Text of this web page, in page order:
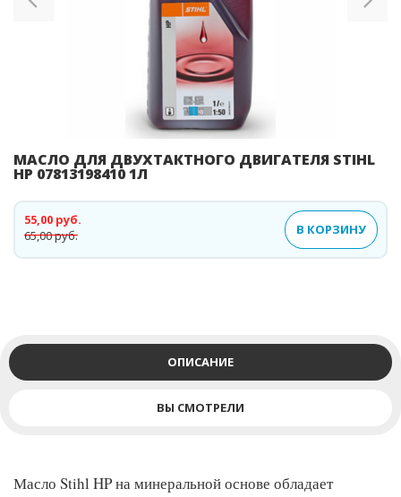
МАСЛО ДЛЯ ДВУХТАКТНОГО ДВИГАТЕЛЯ STIHL
HP 07813198410 1Л
65,00 руб.
55,00 руб.
В КОРЗИНУ
ОПИСАНИЕ
ВЫ СМОТРЕЛИ
Масло Stihl HP на минеральной основе обладает